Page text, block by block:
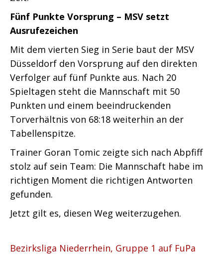
Fünf Punkte Vorsprung – MSV setzt
Ausrufezeichen
Mit dem vierten Sieg in Serie baut der MSV
Düsseldorf den Vorsprung auf den direkten
Verfolger auf fünf Punkte aus. Nach 20
Spieltagen steht die Mannschaft mit 50
Punkten und einem beeindruckenden
Torverhältnis von 68:18 weiterhin an der
Tabellenspitze.
Trainer Goran Tomic zeigte sich nach Abpfiff
stolz auf sein Team: Die Mannschaft habe im
richtigen Moment die richtigen Antworten
gefunden.
Jetzt gilt es, diesen Weg weiterzugehen.
Bezirksliga Niederrhein, Gruppe 1 auf FuPa